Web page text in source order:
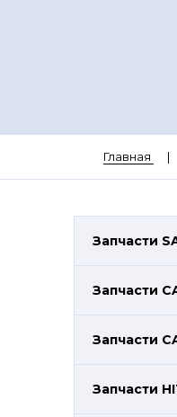
Главная
Запчасти
Запчасти
Запчасти
Запчасти